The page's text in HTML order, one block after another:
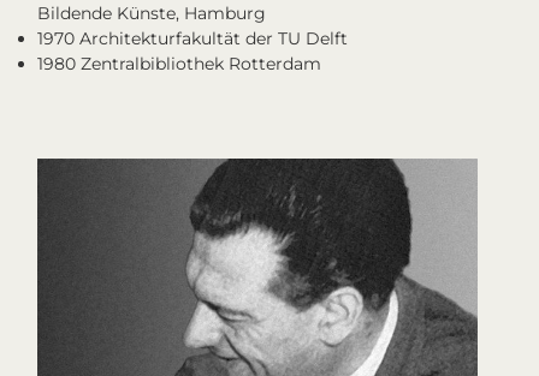
Bildende Künste, Hamburg
1970 Architekturfakultät der TU Delft
1980 Zentralbibliothek Rotterdam